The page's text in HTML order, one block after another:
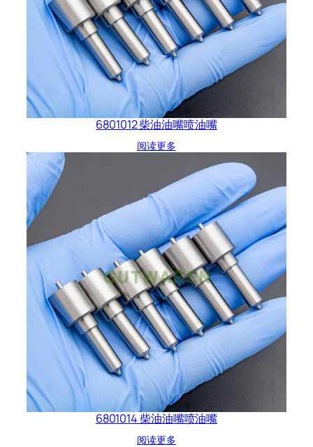
6801012 柴油油嘴喷油嘴
阅读更多
6801014 柴油油嘴喷油嘴
阅读更多